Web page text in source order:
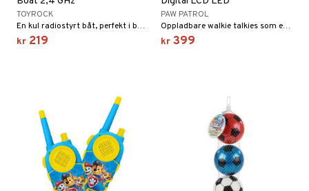
TOYROCK
En kul radiostyrt båt, perfekt i bassenget!
kr 219
PAW PATROL
Oppladbare walkie talkies som er enkle å bruke!
kr 399